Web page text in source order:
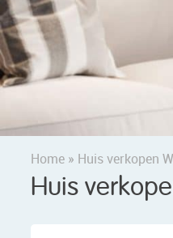
Home » Huis verkopen
Huis